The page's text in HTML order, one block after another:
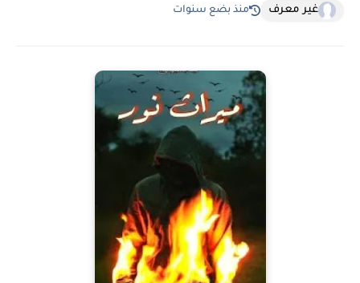
غير معرف منذ بضع سنوات